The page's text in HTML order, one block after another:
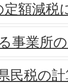
額減税
事業所
民税の